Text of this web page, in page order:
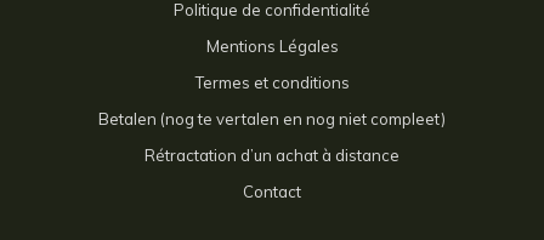
Politique de confidentialité
Mentions Légales
Termes et conditions
Betalen (nog te vertalen en nog niet compleet)
Rétractation d’un achat à distance
Contact